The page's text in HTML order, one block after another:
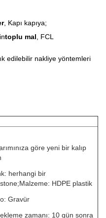
, Kapı kapıya;
toplu mal , FCL
edilebilir nakliye yöntemleri
göre yeni bir kalıp
herhangi bir
HDPE plastik
Gravür
zamanı: 10 gün sonra